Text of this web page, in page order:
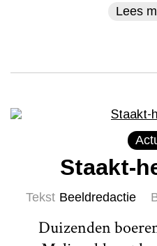
Lees
Staakt-
Tekst Beeldredactie
Duizenden